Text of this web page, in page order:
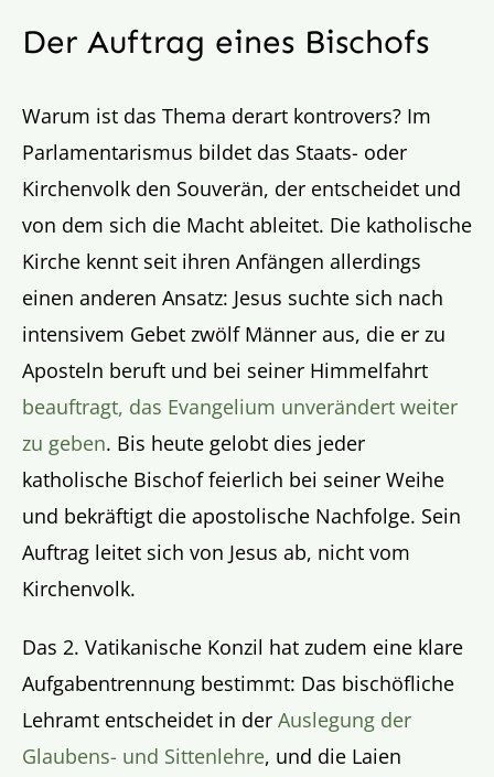
Der Auftrag eines Bischofs
Warum ist das Thema derart kontrovers? Im
Parlamentarismus bildet das Staats- oder
Kirchenvolk den Souverän, der entscheidet und
von dem sich die Macht ableitet. Die katholische
Kirche kennt seit ihren Anfängen allerdings
einen anderen Ansatz: Jesus suchte sich nach
intensivem Gebet zwölf Männer aus, die er zu
Aposteln beruft und bei seiner Himmelfahrt
beauftragt, das Evangelium unverändert weiter
zu geben. Bis heute gelobt dies jeder
katholische Bischof feierlich bei seiner Weihe
und bekräftigt die apostolische Nachfolge. Sein
Auftrag leitet sich von Jesus ab, nicht vom
Kirchenvolk.
Das 2. Vatikanische Konzil hat zudem eine klare
Aufgabentrennung bestimmt: Das bischöfliche
Lehramt entscheidet in der Auslegung der
Glaubens- und Sittenlehre, und die Laien